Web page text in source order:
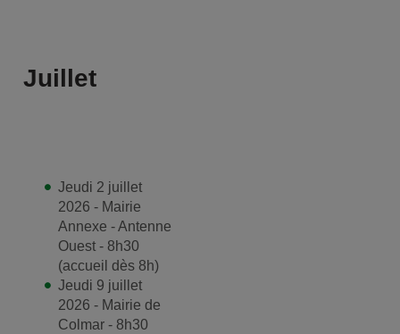
Juillet
Jeudi 2 juillet
2026 - Mairie
Annexe - Antenne
Ouest - 8h30
(accueil dès 8h)
Jeudi 9 juillet
2026 - Mairie de
Colmar - 8h30